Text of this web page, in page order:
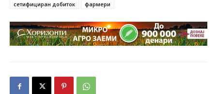
сетифициран добиток
фармери